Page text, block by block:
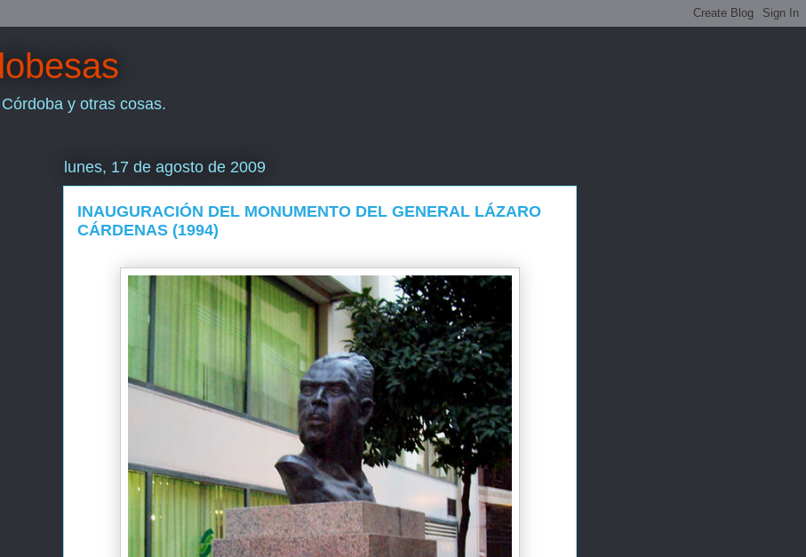
y otras cosas.
lunes, 17 de agosto de 2009
INAUGURACIÓN DEL MONUMENTO DEL GENERAL LÁZARO
CÁRDENAS (1994)